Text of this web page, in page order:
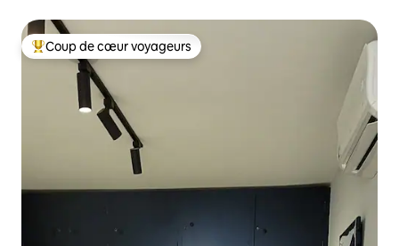
Coups de cœur voyageurs les plus appréciés
Coup de cœur voyageurs